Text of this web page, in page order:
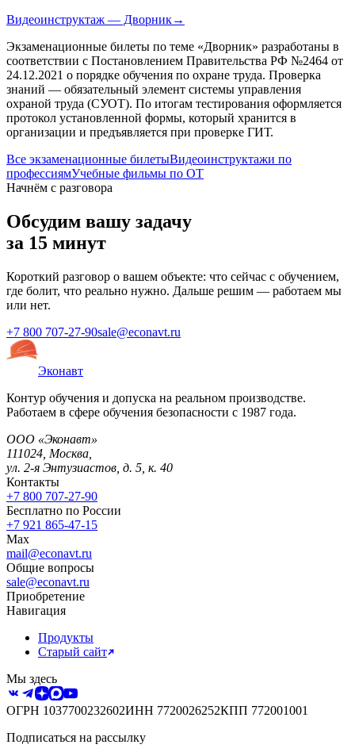
Видеоинструктаж — Дворник→
Экзаменационные билеты по теме «Дворник» разработаны в
соответствии с Постановлением Правительства РФ №2464 от
24.12.2021 о порядке обучения по охране труда. Проверка
знаний — обязательный элемент системы управления
охраной труда (СУОТ). По итогам тестирования оформляется
протокол установленной формы, который хранится в
организации и предъявляется при проверке ГИТ.
Все экзаменационные билетыВидеоинструктажи по
профессиямУчебные фильмы по ОТ
Начнём с разговора
Обсудим вашу задачу
за 15 минут
Короткий разговор о вашем объекте: что сейчас с обучением,
где болит, что реально нужно. Дальше решим — работаем мы
или нет.
+7 800 707-27-90sale@econavt.ru
Эконавт
Контур обучения и допуска на реальном производстве.
Работаем в сфере обучения безопасности с 1987 года.
ООО «Эконавт»
111024 Москва
ул. 2-я Энтузиастов, д. 5, к. 40
Контакты
+7 800 707-27-90
Бесплатно по России
+7 921 865-47-15
Max
mail@econavt.ru
Общие вопросы
sale@econavt.ru
Приобретение
Навигация
Продукты
Старый сайт
Мы здесь
ОГРН 1037700232602ИНН 7720026252КПП 772001001
Подписаться на рассылку